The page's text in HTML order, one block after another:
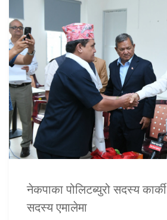
नेकपाका पोलिटब्युरो सदस्य
सदस्य एमालेमा